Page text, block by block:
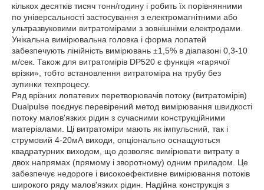
кількох десятків тисяч тонн/годину і робить їх порівнянними
по універсальності застосування з електромагнітними або
ультразвуковими витратомірами з зовнішніми електродами.
Унікальна вимірювальна головка і форма лопатей
забезпечують лінійність вимірювань ±1,5% в діапазоні 0,3-10
м/сек. Також для витратомірів DP520 є функція «гарячої
врізки», тобто встановлення витратоміра на трубу без
зупинки техпроцесу.
Ряд врізних лопатевих перетворювачів потоку (витратомірів)
Dualpulse поєднує перевірений метод вимірювання швидкості
потоку малов'язких рідин з сучасними конструкційними
матеріалами. Ці витратоміри мають як імпульсний, так і
струмовий 4-20мА виходи, опціонально оснащуються
квадратурних виходом, що дозволяє вимірювати витрату в
двох напрямах (прямому і зворотному) одним приладом. Це
забезпечує недороге і високоефективне вимірювання потоків
широкого ряду малов'язких рідин. Надійна конструкція з